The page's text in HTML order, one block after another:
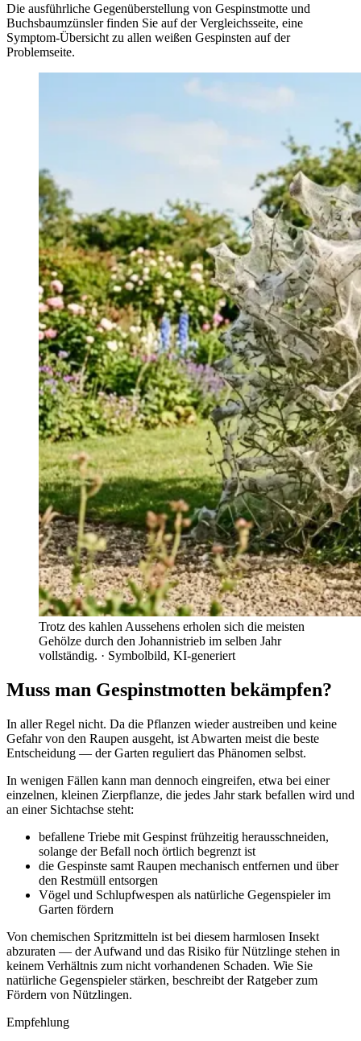
Die ausführliche Gegenüberstellung von Gespinstmotte und
Buchsbaumzünsler finden Sie auf der Vergleichsseite, eine
Symptom-Übersicht zu allen weißen Gespinsten auf der
Problemseite.
Trotz des kahlen Aussehens erholen sich die meisten
Gehölze durch den Johannistrieb im selben Jahr
vollständig. · Symbolbild, KI-generiert
Muss man Gespinstmotten bekämpfen?
In aller Regel nicht. Da die Pflanzen wieder austreiben und keine
Gefahr von den Raupen ausgeht, ist Abwarten meist die beste
Entscheidung — der Garten reguliert das Phänomen selbst.
In wenigen Fällen kann man dennoch eingreifen, etwa bei einer
einzelnen, kleinen Zierpflanze, die jedes Jahr stark befallen wird und
an einer Sichtachse steht:
befallene Triebe mit Gespinst frühzeitig herausschneiden,
solange der Befall noch örtlich begrenzt ist
die Gespinste samt Raupen mechanisch entfernen und über
den Restmüll entsorgen
Vögel und Schlupfwespen als natürliche Gegenspieler im
Garten fördern
Von chemischen Spritzmitteln ist bei diesem harmlosen Insekt
abzuraten — der Aufwand und das Risiko für Nützlinge stehen in
keinem Verhältnis zum nicht vorhandenen Schaden. Wie Sie
natürliche Gegenspieler stärken, beschreibt der Ratgeber zum
Fördern von Nützlingen.
Empfehlung